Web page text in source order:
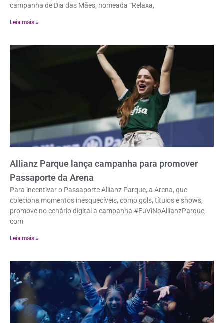
campanha de Dia das Mães, nomeada “Relaxa,
Leia mais »
Allianz Parque lança campanha para promover
Passaporte da Arena
Para incentivar o Passaporte Allianz Parque, a Arena, que
coleciona momentos inesquecíveis, como gols, títulos e shows,
promove no cenário digital a campanha #EuViNoAllianzParque,
com
Leia mais »